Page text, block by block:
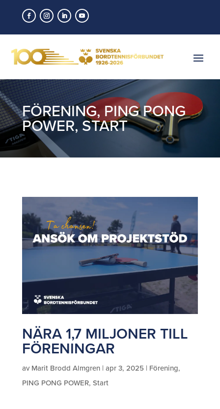
FÖRENING, PING PONG
POWER, START
NÄRA 1,7 MILJONER TILL
FÖRENINGAR
avMarit Brodd Almgren| apr 3, 2025 | Förening,
PING PONG POWER, Start